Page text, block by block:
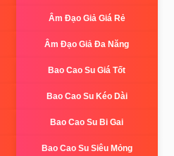
Âm Đạo Giả Giá Rẻ
Âm Đạo Giả Đa Năng
Bao Cao Su Giá Tốt
Bao Cao Su Kéo Dài
Bao Cao Su Bi Gai
Bao Cao Su Siêu Mỏng